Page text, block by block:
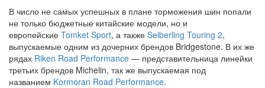
В число не самых успешных в плане торможения шин попали
не только бюджетные китайские модели, но и
европейские Tomket Sport, а также Seiberling Touring 2,
выпускаемые одним из дочерних брендов Bridgestone. В их же
рядах Riken Road Performance — представительница линейки
третьих брендов Michelin, так же выпускаемая под
названием Kormoran Road Performance.